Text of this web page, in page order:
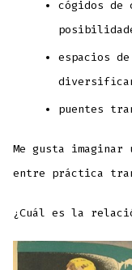
cógidos de
espacios
puentes
Me gusta
entre práctica
¿Cuál es la